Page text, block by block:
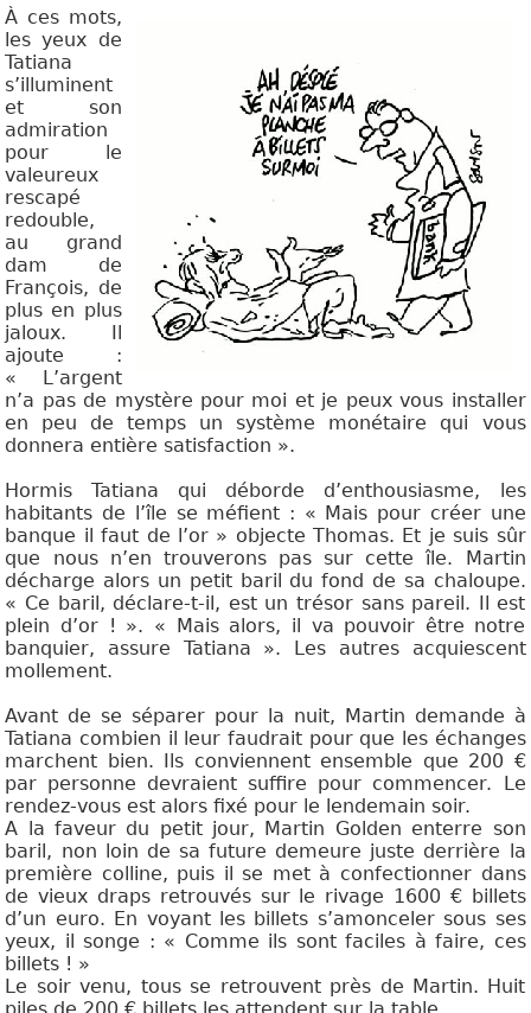
À ces mots,
les yeux de
Tatiana
s’illuminent
et son
admiration
pour le
valeureux
rescapé
redouble,
au grand
dam de
François, de
plus en plus
jaloux. Il
ajoute :
« L’argent
n’a pas de mystère pour moi et je peux vous installer
en peu de temps un système monétaire qui vous
donnera entière satisfaction ».
Hormis Tatiana qui déborde d’enthousiasme, les
habitants de l’île se méfient : « Mais pour créer une
banque il faut de l’or » objecte Thomas. Et je suis sûr
que nous n’en trouverons pas sur cette île. Martin
décharge alors un petit baril du fond de sa chaloupe.
« Ce baril, déclare-t-il, est un trésor sans pareil. Il est
plein d’or ! ». « Mais alors, il va pouvoir être notre
banquier, assure Tatiana ». Les autres acquiescent
mollement.
Avant de se séparer pour la nuit, Martin demande à
Tatiana combien il leur faudrait pour que les échanges
marchent bien. Ils conviennent ensemble que 200 €
par personne devraient suffire pour commencer. Le
rendez-vous est alors fixé pour le lendemain soir.
A la faveur du petit jour, Martin Golden enterre son
baril, non loin de sa future demeure juste derrière la
première colline, puis il se met à confectionner dans
de vieux draps retrouvés sur le rivage 1600 € billets
d’un euro. En voyant les billets s’amonceler sous ses
yeux, il songe : « Comme ils sont faciles à faire, ces
billets ! »
Le soir venu, tous se retrouvent près de Martin. Huit